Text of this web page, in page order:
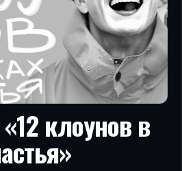
клоунов в